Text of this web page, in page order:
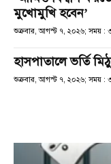
মুখোমুখি হবেন’
শুক্রবার, আগস্ট ৭, ২০২৬; সময় :
হাসপাতালে ভর্তি
শুক্রবার, আগস্ট ৭, ২০২৬; সময় :